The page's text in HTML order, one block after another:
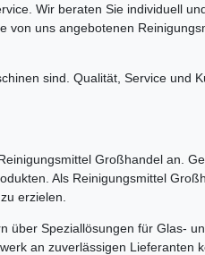
Wir beraten Sie individuell
von uns angebotenen
sind. Qualität, Service und
Großhandel an.
Als Reinigungsmittel
erzielen.
über Speziallösungen für Glas-
an zuverlässigen Lieferanten